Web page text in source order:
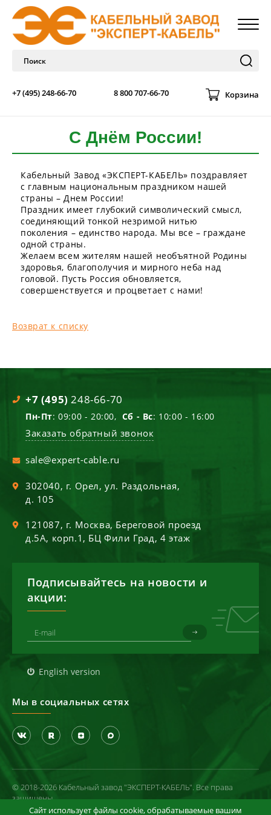
+7 (495) 248-66-70 8 800 707-66-70 Корзина
С Днём России!
Кабельный Завод «ЭКСПЕРТ-КАБЕЛЬ» поздравляет
с главным национальным праздником нашей
страны – Днем России!
Праздник имеет глубокий символический смысл,
соединяющий тонкой незримой нитью
поколения – единство народа. Мы все – граждане
одной страны.
Желаем всем жителям нашей необъятной Родины
здоровья, благополучия и мирного неба над
головой. Пусть Россия обновляется,
совершенствуется и процветает с нами!
Возврат к списку
+7 (495) 248-66-70
Пн-Пт: 09:00 - 20:00, Сб - Вс: 10:00 - 16:00
Заказать обратный звонок
sale@expert-cable.ru
302040, г. Орел,ул. Раздольная,
д. 105
121087, г. Москва, Береговой проезд
д.5А, корп.1, БЦ Фили Град, 4 этаж
Подписывайтесь на новости и
акции:
English version
Мы в социальных сетях
© 2018-2026 Кабельный завод "ЭКСПЕРТ-КАБЕЛЬ". Все права
защищены
Сайт использует файлы cookie, обрабатываемые вашим